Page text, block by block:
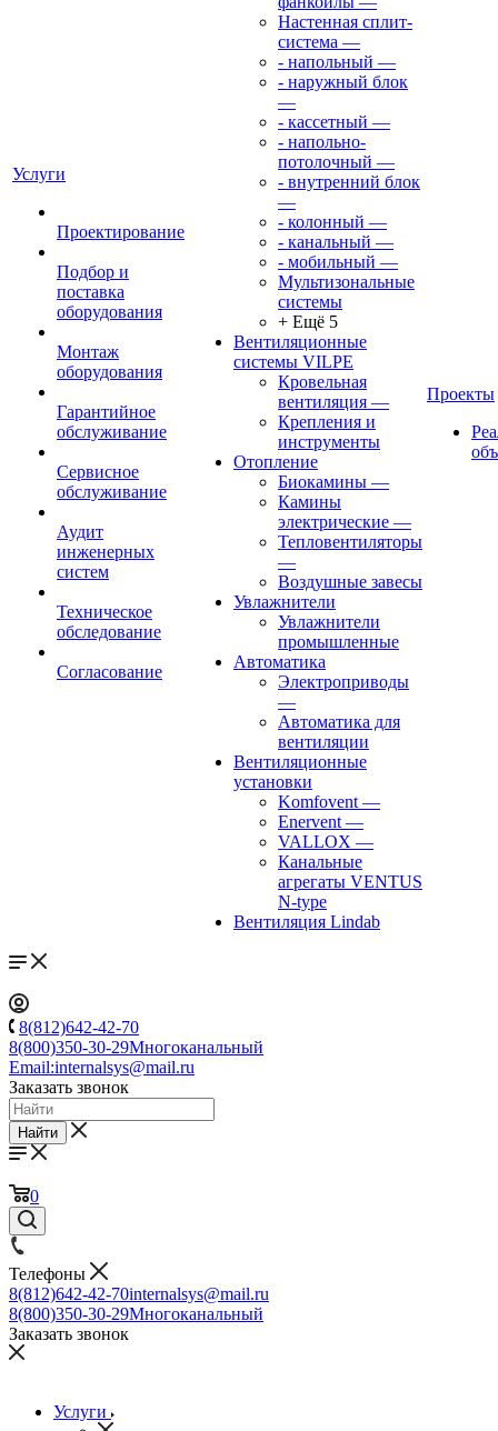
Услуги
Проектирование
Подбор и
поставка
оборудования
Монтаж
оборудования
Гарантийное
обслуживание
Сервисное
обслуживание
Аудит
инженерных
систем
Техническое
обследование
Согласование
Настенная сплит-
система —
- напольный —
- наружный блок
—
- кассетный —
- напольно-
потолочный —
- внутренний блок
—
- колонный —
- канальный —
- мобильный —
Мультизональные
системы
+ Ещё 5
Вентиляционные
системы VILPE
Кровельная
вентиляция —
Крепления и
инструменты
Отопление
Биокамины —
Камины
электрические —
Тепловентиляторы
—
Воздушные завесы
Увлажнители
Увлажнители
промышленные
Автоматика
Электроприводы
—
Автоматика для
вентиляции
Вентиляционные
установки
Komfovent —
Enervent —
VALLOX —
Канальные
агрегаты VENTUS
N-type
Вентиляция Lindab
Проекты
8(812)642-42-70
8(800)350-30-29Многоканальный
Email:internalsys@mail.ru
Заказать звонок
Найти
0
Телефоны
8(812)642-42-70internalsys@mail.ru
8(800)350-30-29Многоканальный
Заказать звонок
Услуги